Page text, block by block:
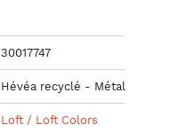
30017747
Hévéa recyclé - Métal
Loft / Loft Colors